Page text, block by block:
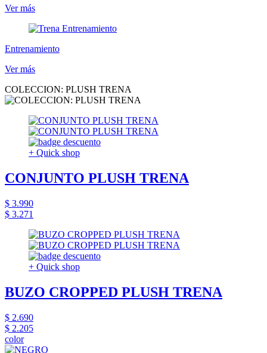
Ver más
Entrenamiento
Ver más
COLECCION: PLUSH TRENA
+ Quick shop
CONJUNTO PLUSH TRENA
$ 3.990
$ 3.271
+ Quick shop
BUZO CROPPED PLUSH TRENA
$ 2.690
$ 2.205
color